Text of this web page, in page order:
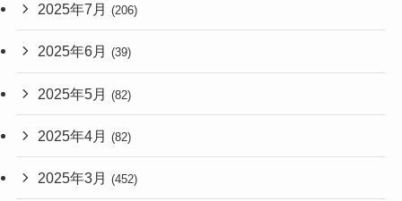
2025年7月 (206)
2025年6月 (39)
2025年5月 (82)
2025年4月 (82)
2025年3月 (452)